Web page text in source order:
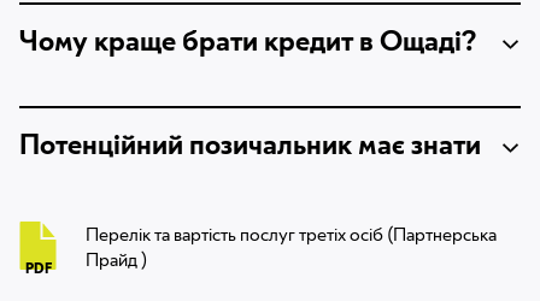
Чому краще брати кредит в Ощаді?
Потенційний позичальник має знати
PDF
Перелік та вартість послуг третіх осіб (Партнерська
Прайд )